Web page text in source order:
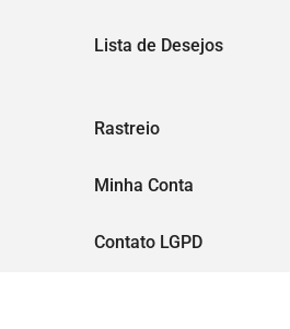
Lista de Desejos
Rastreio
Minha Conta
Contato LGPD